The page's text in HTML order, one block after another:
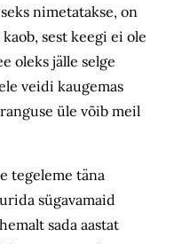
nimetatakse, on
sest keegi ei ole
oleks jälle selge
veidi kaugemas
üle võib meil
tegeleme täna
sügavamaid
sada aastat